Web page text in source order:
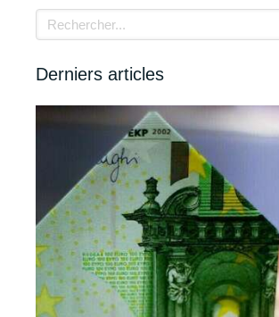
Rechercher
Derniers articles